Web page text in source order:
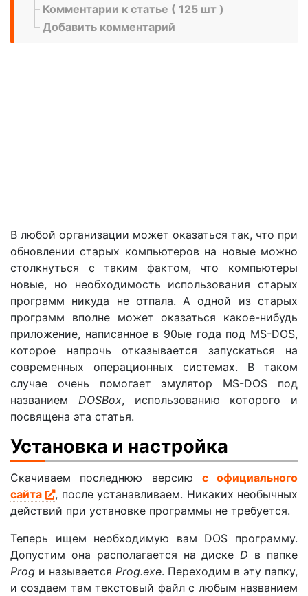
Комментарии к статье ( 125 шт )
Добавить комментарий
В любой организации может оказаться так, что при
обновлении старых компьютеров на новые можно
столкнуться с таким фактом, что компьютеры
новые, но необходимость использования старых
программ никуда не отпала. А одной из старых
программ вполне может оказаться какое-нибудь
приложение, написанное в 90ые года под MS-DOS,
которое напрочь отказывается запускаться на
современных операционных системах. В таком
случае очень помогает эмулятор MS-DOS под
названием DOSBox, использованию которого и
посвящена эта статья.
Установка и настройка
Скачиваем последнюю версию с официального
сайта
, после устанавливаем. Никаких необычных
действий при установке программы не требуется.
Теперь ищем необходимую вам DOS программу.
Допустим она располагается на дискеD в папке
Prog и называется Prog.exe. Переходим в эту папку,
и создаем там текстовый файл с любым названием